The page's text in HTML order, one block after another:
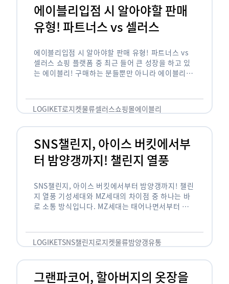
에이블리입점 시 알아야할 판매
유형! 파트너스 vs 셀러스
에이블리입점 시 알아야할 판매 유형! 파트너스 vs
셀러스 쇼핑 플랫폼 중 최근 들어 큰 성장을 하고 있
는 에이블리! 구매하는 분들뿐만 아니라 에이블리에
LOGIKET로지켓물류셀러스쇼핑몰에이블리
SNS챌린지, 아이스 버킷에서부
터 밤양갱까지! 챌린지 열풍
SNS챌린지, 아이스 버킷에서부터 밤양갱까지! 챌린
지 열풍 기성세대와 MZ세대의 차이점 중 하나는 바
로 소통 방식입니다. MZ세대는 태어나면서부터 디
도 능숙한 …
LOGIKETSNS챌린지로지켓물류밤양갱유통
그랜파코어, 할아버지의 옷장을